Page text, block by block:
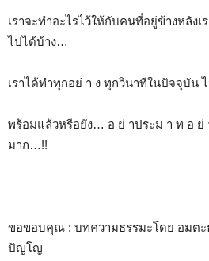
เราจะทำอะไรไว้ให้กับคนที่อยู่ข้างหลัง
ไปได้บ้าง…
เราได้ทำทุกอย่ า ง ทุกวินาทีในปัจจุบัน
พร้อมแล้วหรือยัง… อ ย่ าประม า ท อ ย่
มาก…!!
ขอขอบคุณ : บทความธรรมะโดย อมตะ
ปัญโญ